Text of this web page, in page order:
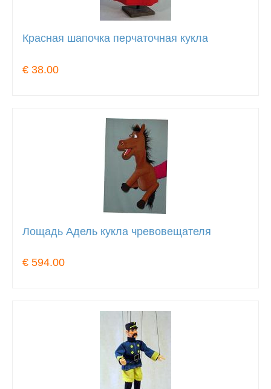
Красная шапочка перчаточная кукла
€ 38.00
Лощадь Адель кукла чревовещателя
€ 594.00